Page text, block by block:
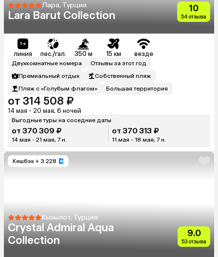
Лара, Турция
Lara Barut Collection
10
54 отзыва
линия пес./гал. 350 м 15 км везде
Двухкомнатные номера
Отзывы за этот год
Премиальный отдых
Собственный пляж
Пляж с «Голубым флагом»
Большая территория
от 314 508 ₽
14 мая - 20 мая, 6 ночей
Выгодные туры на соседние даты
от 370 309 ₽
14 мая - 21 мая, 7 н.
от 370 313 ₽
11 мая - 18 мая, 7 н.
Кешбэк + 3 228
Кызылот, Турция
Crystal Admiral Aqua
Collection
9.0
53 отзыва